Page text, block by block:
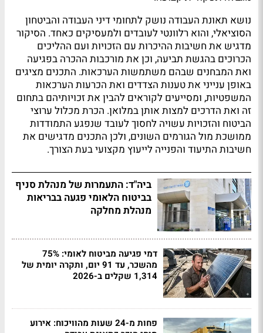
נושא תאונת העבודה נושק לתחומי דיני העבודה והביטחון
הסוציאלי, והוא רלוונטי לעובדים ולמעסיקים כאחד. הסיקור
מדגיש את חשיבות ההיכרות עם הזכויות ועם ההליכים
הכרוכים בהגשת תביעה, וכן את מורכבות ההכרה בפגיעה
ואת המבחנים שבהם משתמשות הערכאות. התכנים מציגים
באופן ענייני את טענות הצדדים ואת הכרעות הערכאות
המשפטיות, ומסייעים לקוראים להבין את זכויותיהם בתחום
זה ואת הדרכים למצות אותן במלואן. הכרת מכלול ערוצי
הביטוח והזכויות עשויה לחסוך לעובד שנפגע התמודדות
ממושכת מול הגורמים השונים, ולכן התכנים מדגישים את
חשיבות התיעוד והפנייה לייעוץ מקצועי בעת הצורך.
ביה"ד: התעמרות של מנהלת סניף
בביטוח הלאומי פגעה בבריאות
מנהלת מחלקה
דמי פגיעה מביטוח לאומי: 75%
מהשכר, עד 91 יום, ותקרה יומית של
1,314 שקלים ב-2026
פחות מ-24 שעות מהוויכוח: אירוע